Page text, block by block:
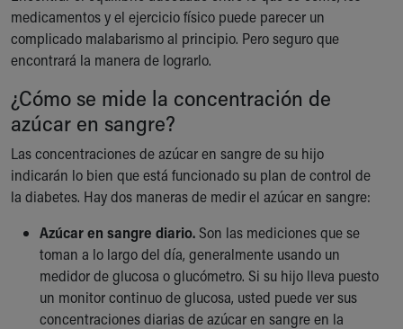
medicamentos y el ejercicio físico puede parecer un
complicado malabarismo al principio. Pero seguro que
encontrará la manera de lograrlo.
¿Cómo se mide la concentración de
azúcar en sangre?
Las concentraciones de azúcar en sangre de su hijo
indicarán lo bien que está funcionado su plan de control de
la diabetes. Hay dos maneras de medir el azúcar en sangre:
Azúcar en sangre diario. Son las mediciones que se
toman a lo largo del día, generalmente usando un
medidor de glucosa o glucómetro. Si su hijo lleva puesto
un monitor continuo de glucosa, usted puede ver sus
concentraciones diarias de azúcar en sangre en la